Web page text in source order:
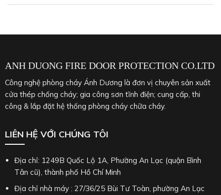
ANH DUONG FIRE DOOR PROTECTION CO.LTD
Công nghệ phòng cháy Ánh Dương là đơn vị chuyên sản xuất
cửa thép chống cháy; gia công sơn tĩnh điện; cung cấp, thi
công & lắp đặt hệ thống phòng cháy chữa cháy.
LIÊN HỆ VỚI CHÚNG TÔI
Địa chỉ: 1249B Quốc Lộ 1A, Phường An Lạc (quận Bình
Tân cũ), thành phố Hồ Chí Minh
Địa chỉ nhà máy : 27/36/25 Bùi Tư Toàn, phường An Lạc